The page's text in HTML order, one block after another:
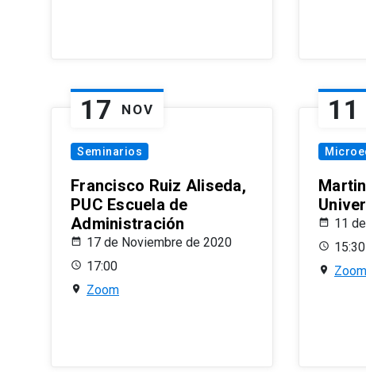
17 NOV
Seminarios
Francisco Ruiz Aliseda,
PUC Escuela de
Administración
17 de Noviembre de 2020
17:00
Zoom
11
11
15:30
Zoom